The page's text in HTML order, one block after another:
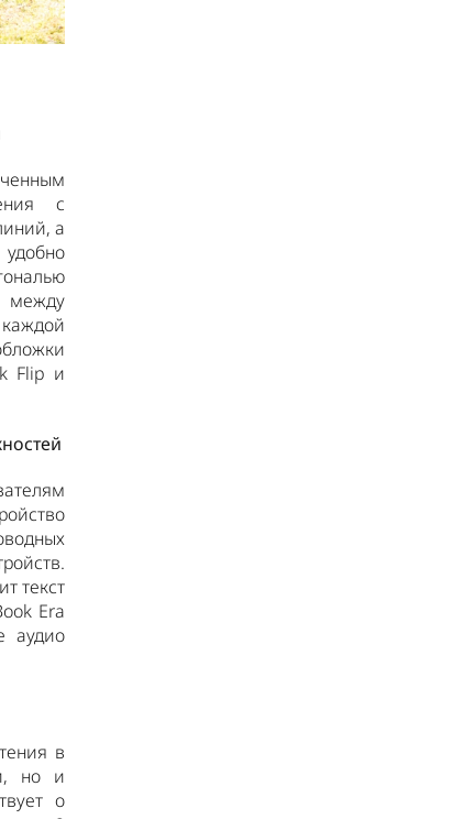
с
а
между
Flip и
текст
Era
аудио
в
но и
о